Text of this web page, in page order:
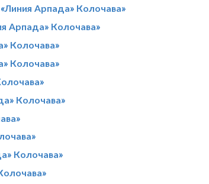
Арпада» Колочава»
Арпада» Колочава»
Колочава»
Колочава»
Колочава»
Колочава»